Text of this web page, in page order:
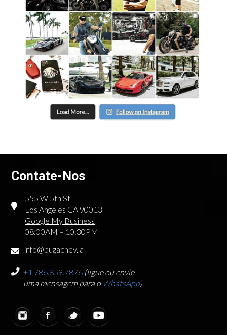
Contate-Nos
555 W 5th St
Los Angeles CA 90013
Google My Business
08:00AM – 10:30PM
info@pugachev.la
+1.786.859.7876 (ligue ou envie
uma mensagem para o WhatsApp)